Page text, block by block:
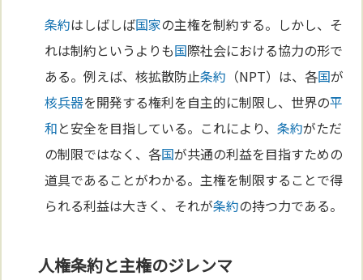
条約はしばしば国家の主権を制約する。しかし、そ
れは制約というよりも国際社会における協力の形で
ある。例えば、核拡散防止条約 （NPT）は、各国が
核兵器を開発する権利を自主的に制限し、世界の平
和と安全を目指している。これにより、条約がただ
の制限ではなく、各国が共通の利益を目指すための
道具であることがわかる。主権を制限することで得
られる利益は大きく、それが条約の持つ力である。
人権条約と主権のジレンマ